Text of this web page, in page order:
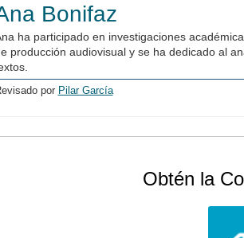
Bonifaz
ha participado en investigaciones
producción audiovisual y se ha dedicado al
por Pilar García
Obtén la